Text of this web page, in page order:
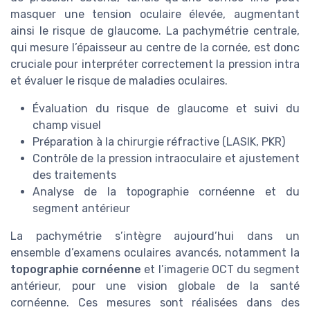
masquer une tension oculaire élevée, augmentant
ainsi le risque de glaucome. La pachymétrie centrale,
qui mesure l’épaisseur au centre de la cornée, est donc
cruciale pour interpréter correctement la pression intra
et évaluer le risque de maladies oculaires.
Évaluation du risque de glaucome et suivi du
champ visuel
Préparation à la chirurgie réfractive (LASIK, PKR)
Contrôle de la pression intraoculaire et ajustement
des traitements
Analyse de la topographie cornéenne et du
segment antérieur
La pachymétrie s’intègre aujourd’hui dans un
ensemble d’examens oculaires avancés, notamment la
topographie cornéenne et l’imagerie OCT du segment
antérieur, pour une vision globale de la santé
cornéenne. Ces mesures sont réalisées dans des